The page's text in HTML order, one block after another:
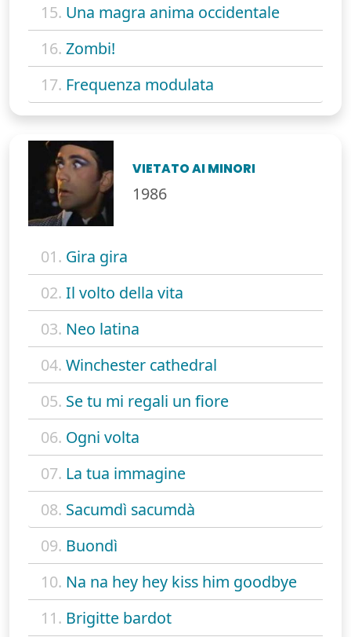
15. Una magra anima occidentale
16. Zombi!
17. Frequenza modulata
VIETATO AI MINORI
1986
01. Gira gira
02. Il volto della vita
03. Neo latina
04. Winchester cathedral
05. Se tu mi regali un fiore
06. Ogni volta
07. La tua immagine
08. Sacumdì sacumdà
09. Buondì
10. Na na hey hey kiss him goodbye
11. Brigitte bardot